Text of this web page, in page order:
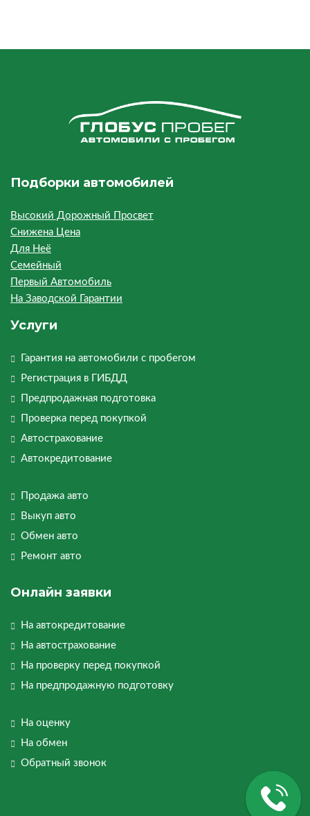
Подборки автомобилей
Высокий Дорожный Просвет
Снижена Цена
Для Неё
Семейный
Первый Автомобиль
На Заводской Гарантии
Услуги
Гарантия на автомобили с пробегом
Регистрация в ГИБДД
Предпродажная подготовка
Проверка перед покупкой
Автострахование
Автокредитование
Продажа авто
Выкуп авто
Обмен авто
Ремонт авто
Онлайн заявки
На автокредитование
На автострахование
На проверку перед покупкой
На предпродажную подготовку
На оценку
На обмен
Обратный звонок